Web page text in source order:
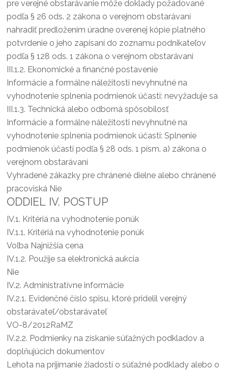
pre verejné obstarávanie môže doklady požadované
podľa § 26 ods. 2 zákona o verejnom obstarávaní
nahradiť predložením úradne overenej kópie platného
potvrdenie o jeho zapísaní do zoznamu podnikateľov
podľa § 128 ods. 1 zákona o verejnom obstarávaní
III.1.2. Ekonomické a finančné postavenie
Informácie a formálne náležitosti nevyhnutné na
vyhodnotenie splnenia podmienok účasti: nevyžaduje sa
III.1.3. Technická alebo odborná spôsobilosť
Informácie a formálne náležitosti nevyhnutné na
vyhodnotenie splnenia podmienok účasti: Splnenie
podmienok účasti podľa § 28 ods. 1 písm. a) zákona o
verejnom obstarávaní
Vyhradené zákazky pre chránené dielne alebo chránené
pracoviská Nie
ODDIEL IV. POSTUP
IV.1. Kritériá na vyhodnotenie ponúk
IV.1.1. Kritériá na vyhodnotenie ponúk
Voľba Najnižšia cena
IV.1.2. Použije sa elektronická aukcia
Nie
IV.2. Administratívne informácie
IV.2.1. Evidenčné číslo spisu, ktoré pridelil verejný
obstarávateľ/obstarávateľ
VO-8/2012RaMZ
IV.2.2. Podmienky na získanie súťažných podkladov a
doplňujúcich dokumentov
Lehota na prijímanie žiadostí o súťažné podklady alebo o